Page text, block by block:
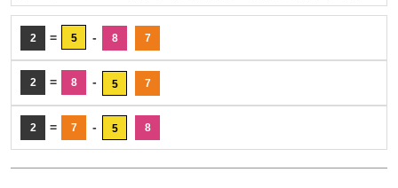
2 = 5 - 8 7
2 = 8 - 5 7
2 = 7 - 5 8